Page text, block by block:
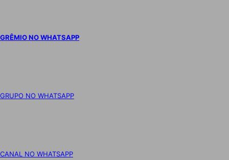
GRÊMIO NO WHATSAPP
GRUPO NO WHATSAPP
CANAL NO WHATSAPP